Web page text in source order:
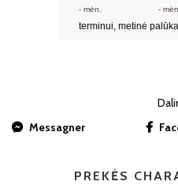
Messagner
PREKĖS